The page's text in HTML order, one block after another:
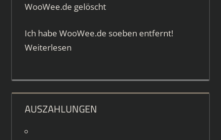
WooWee.de gelöscht
Ich habe WooWee.de soeben entfernt!
Weiterlesen
AUSZAHLUNGEN